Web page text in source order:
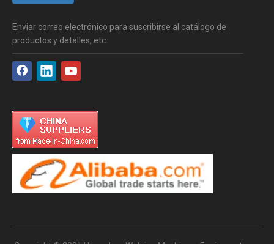
Enviar correo electrónico para suscribirse al catálogo de
productos y detalles, etc.